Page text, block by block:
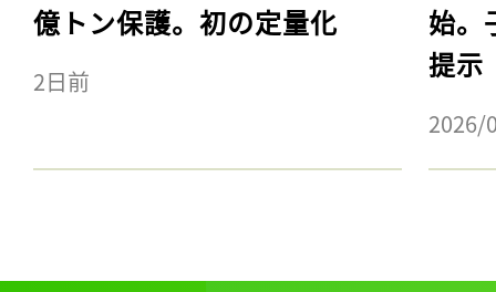
億トン保護。初の定量化
2日前
始。
提示
2026/